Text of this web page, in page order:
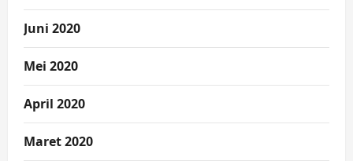
Juni 2020
Mei 2020
April 2020
Maret 2020